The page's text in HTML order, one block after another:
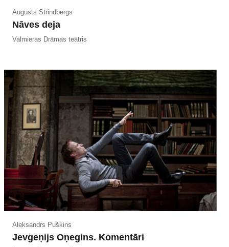
Augusts Strindbergs
Nāves deja
Valmieras Drāmas teātris
Aleksandrs Puškins
Jevgeņijs Oņegins. Komentāri